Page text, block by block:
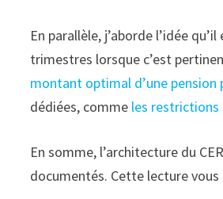
En parallèle, j’aborde l’idée
trimestres lorsque c’est
montant optimal d’une pension
dédiées, comme les restrictions
En somme, l’architecture du
documentés. Cette lecture